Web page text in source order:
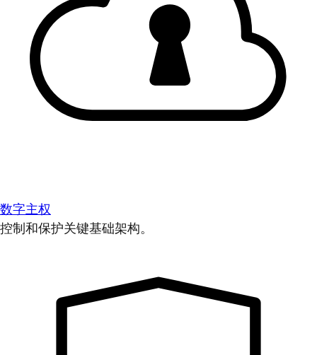
数字主权
控制和保护关键基础架构。